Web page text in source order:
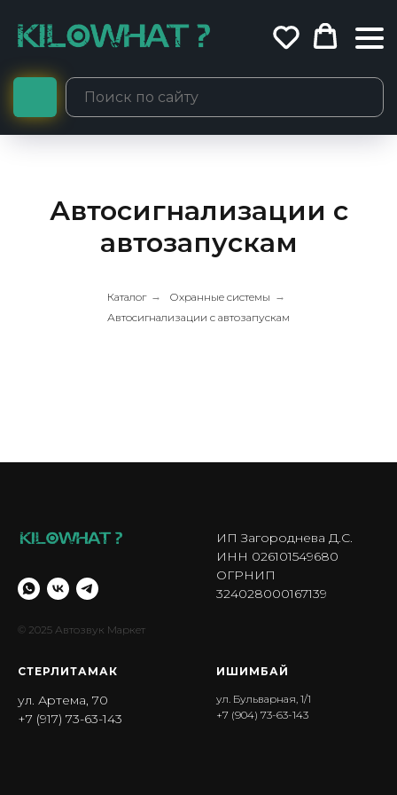
Автосигнализации с
автозапускам
Каталог → Охранные системы →
Автосигнализации с автозапускам
© 2025 Автозвук Маркет
ИП Загороднева Д.С.
ИНН 026101549680
ОГРНИП
324028000167139
СТЕРЛИТАМАК
ул. Артема, 70
+7 (917) 73-63-143
ИШИМБА Й
ул. Бульварная, 1/1
+7 (904) 73-63-143